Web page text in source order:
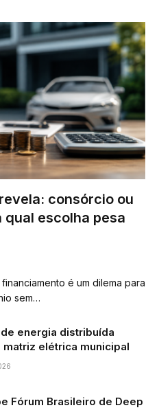
consórcio ou
escolha pesa
é um dilema para
sem…
energia distribuída
elétrica municipal
Fórum Brasileiro de Deep